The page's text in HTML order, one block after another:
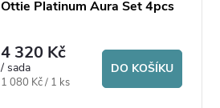
Ottie Platinum Aura Set 4pcs
4 320 Kč
/ sada
Měrná
1 080 Kč / 1 ks
DO KOŠÍKU